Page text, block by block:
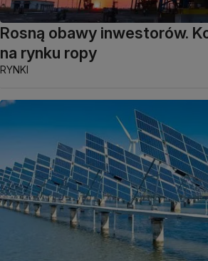
Rosną obawy inwestorów.
na rynku ropy
RYNKI